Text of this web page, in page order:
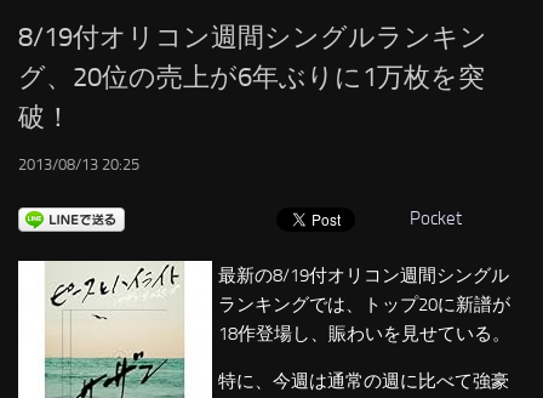
RSS
LINKS
8/19付オリコン週間シングルランキン
グ、20位の売上が6年ぶりに1万枚を突
破！
2013/08/13 20:25
Pocket
最新の8/19付オリコン週間シングル
ランキングでは、トップ20に新譜が
18作登場し、賑わいを見せている。
特に、今週は通常の週に比べて強豪